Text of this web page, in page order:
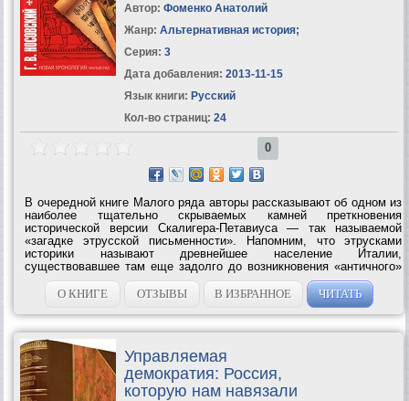
Автор: Фоменко Анатолий
Жанр: Альтернативная история;
Серия: 3
Дата добавления: 2013-11-15
Язык книги: Русский
Кол-во страниц: 24
0
В очередной книге Малого ряда авторы рассказывают об одном из
наиболее тщательно скрываемых камней преткновения
исторической версии Скалигера-Петавиуса — так называемой
«загадке этрусской письменности». Напомним, что этрусками
историки называют древнейшее население Италии,
существовавшее там еще задолго до возникновения «античного»
Рима. Усилиями замечательных ученых XIX века С. Чьямпи, А.Д.
Черткова и этрусские надписи уже...
О КНИГЕ ОТЗЫВЫ В ИЗБРАННОЕ ЧИТАТЬ
Управляемая
демократия: Россия,
которую нам навязали